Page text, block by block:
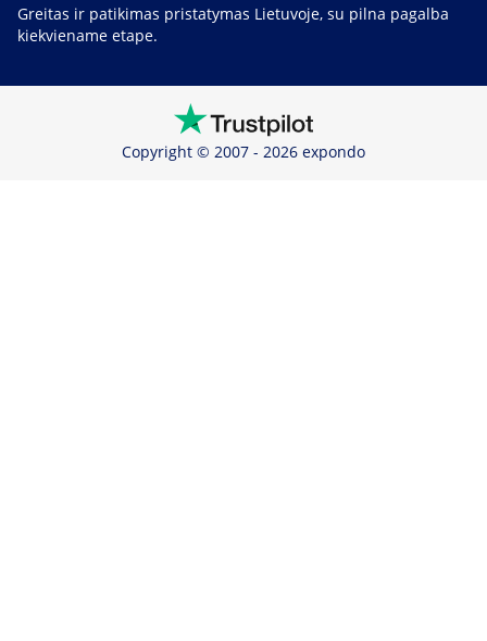
Greitas ir patikimas pristatymas Lietuvoje, su pilna pagalba
kiekviename etape.
Copyright © 2007 - 2026 expondo